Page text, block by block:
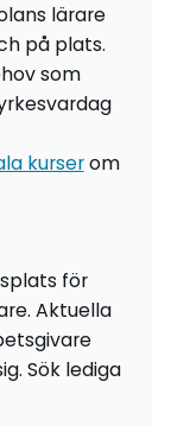
lärare
på plats.
som
kurserom
för
Aktuella
Sök lediga